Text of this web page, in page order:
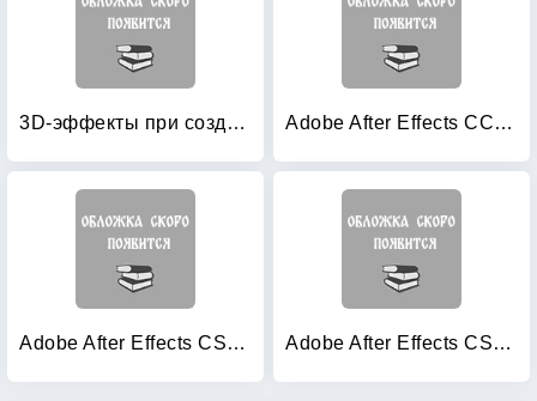
3D-эффекты при создании презентаций, сайтов и рекламных видеороликов (+ DVD) Adobe After Effects CC: Официальный учебный курс (+ DVD)
Adobe After Effects CS3 Professional: официальный учебный курс (+ DVD) Adobe After Effects CS3 с нуля! (+ CD-ROM)